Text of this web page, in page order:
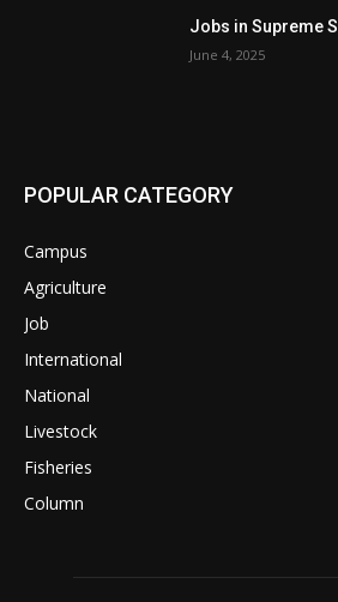
Jobs in Supreme
June 4, 2025
POPULAR CATEGORY
Campus
Agriculture
Job
International
National
Livestock
Fisheries
Column